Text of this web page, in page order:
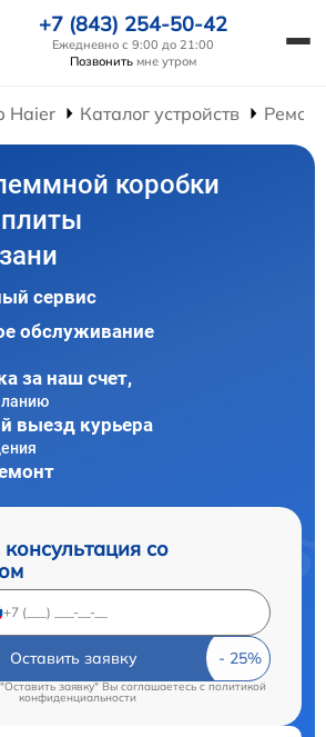
+7 (843) 254-50-42
Ежедневно с 9:00 до 21:00
Позвонить мне утром
Haier Каталог устройств
коробки
сервис
обслуживание
за наш счет,
выезд курьера
со
Оставить заявку
заявку" Вы соглашаетесь cполитикой
конфиденциальности